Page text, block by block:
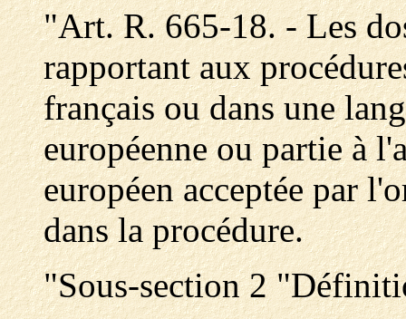
"Art. R. 665-18. - Les
rapportant aux
français ou dans une
européenne ou partie à
européen acceptée par
dans la procédure.
"Sous-section 2